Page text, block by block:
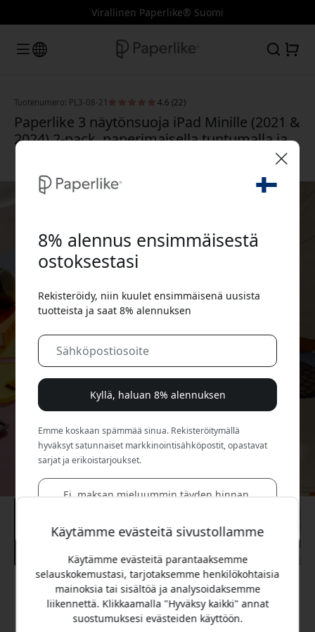
Virallinen Paperlike® Suomi
Tuotenumero: PL3-08-21 4.6 (22)
Paperlike 3 näytönsuoja iPad Minille (2021 &
2024) 2-pack, paperimaisella tuntumalla ja
Suositeltava hinta
44.99 EUR
Käytämme evästeitä sivustollamme
Käytämme evästeitä parantaaksemme
selauskokemustasi, tarjotaksemme henkilökohtaisia
mainoksia tai sisältöä ja analysoidaksemme
liikennettä. Klikkaamalla "Hyväksy kaikki" annat
suostumuksesi evästeiden käyttöön.
8% alennus ensimmäisestä
ostoksestasi
Rekisteröidy, niin kuulet ensimmäisenä uusista
tuotteista ja saat 8% alennuksen
Kyllä, haluan 8% alennuksen
Emme koskaan spämmää sinua. Rekisteröitymällä
hyväksyt satunnaiset markkinointisähköpostit, opastavat
sarjat ja erikoistarjoukset.
Ei, maksan mieluummin täyden hinnan.
🎉 Alennuskoodisi:
Käytä tätä koodia kassalla saadaksesi 8%
alennuksen.